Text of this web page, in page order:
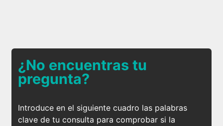
¿No encuentras tu
pregunta?
Introduce en el siguiente cuadro las palabras
clave de tu consulta para comprobar si la